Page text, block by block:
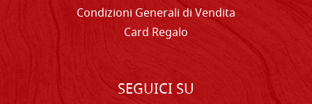
Condizioni Generali di Vendita
Card Regalo
SEGUICI SU